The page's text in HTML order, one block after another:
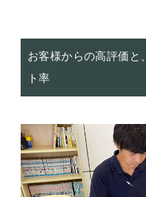
お客様からの高評価と
ト率